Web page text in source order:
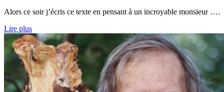
Alors ce soir j’écris ce texte en pensant à un incroyable monsieur ….
Lire plus